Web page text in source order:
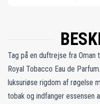
Tag på en duftrejse fra Oman
Royal Tobacco Eau de
luksuriøse rigdom af røgelse
tobak og indfanger essensen